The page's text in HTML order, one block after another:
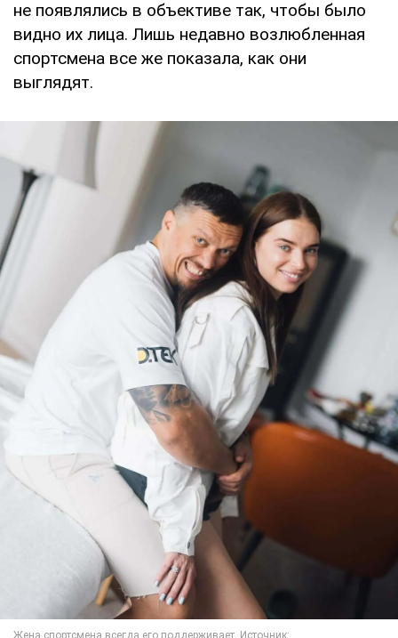
не появлялись в объективе так, чтобы было
видно их лица. Лишь недавно возлюбленная
спортсмена все же показала, как они
выглядят.